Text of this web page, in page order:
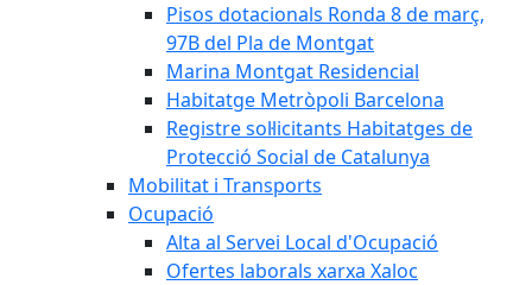
Pisos dotacionals Ronda 8 de març,
97B del Pla de Montgat
Marina Montgat Residencial
Habitatge Metròpoli Barcelona
Registre sol·licitants Habitatges de
Protecció Social de Catalunya
Mobilitat i Transports
Ocupació
Alta al Servei Local d'Ocupació
Ofertes laborals xarxa Xaloc